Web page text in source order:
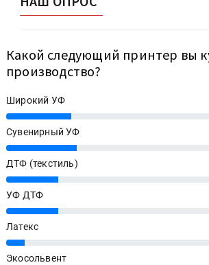
Какой следующий принтер вы
производство?
Широкий УФ
25%
Сувенирный УФ
27%
ДТФ (текстиль)
20%
УФ ДТФ
20%
Латекс
7%
Экосольвент